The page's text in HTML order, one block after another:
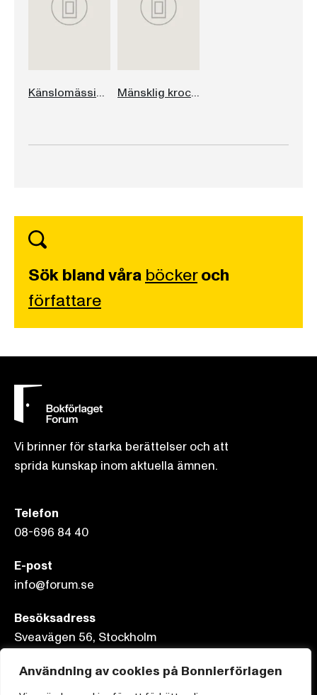
Användning av cookies på Bonnierförlagen
Känslomässigt udda Mänsklig krocket
Sök bland våra böckeroch
författare
Vi brinner för starka berättelser och att
sprida kunskap inom aktuella ämnen.
Telefon
08-696 84 40
E-post
info@forum.se
Besöksadress
Sveavägen 56, Stockholm
Postadress
Box 3159, 103 63 Stockholm